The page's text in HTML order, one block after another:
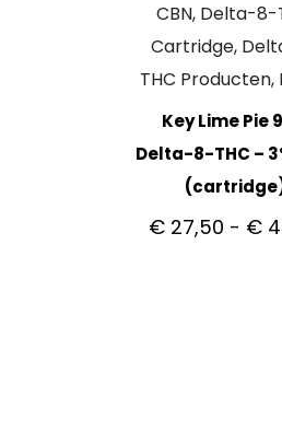
CBN, Delta-8-
Cartridge,
THC Producten,
Key Lime Pie
Delta-8-THC –
€27,50 - €